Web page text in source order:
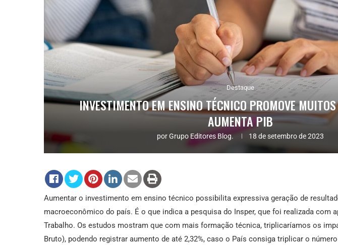
Destaque
INVESTIMENTO EM ENSINO TÉCNICO PROMOVE
AUMENTA PIB
porGrupo Editores Blog. 18 de setembro de 2023
Aumentar o investimento em ensino técnico possibilita expressiva geração de
macroeconômico do país. É o que indica a pesquisa do Insper, que foi realizada com
Trabalho. Os estudos mostram que com mais formação técnica, triplicaríamos os
Bruto), podendo registrar aumento de até 2,32%, caso o País consiga triplicar o